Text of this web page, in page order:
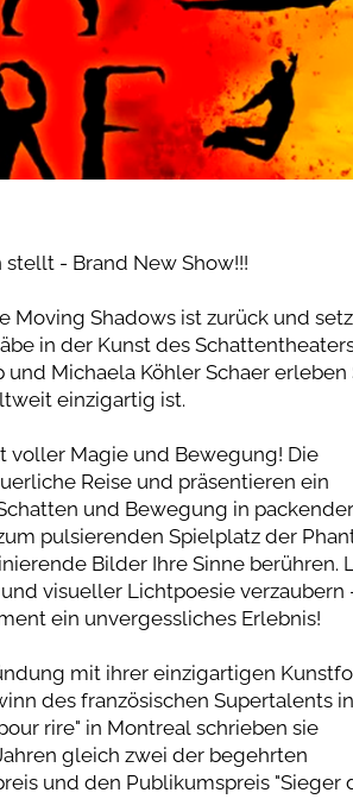
- Brand New Show!!!
Shadows ist zurück und
in der Kunst des
Michaela Köhler Schaer erleben
einzigartig ist.
voller Magie und Bewegung! Die
Reise und präsentieren ein
und Bewegung in packender
pulsierenden Spielplatz der
Bilder Ihre Sinne berühren.
visueller Lichtpoesie verzaubern
ein unvergessliches Erlebnis!
mit ihrer einzigartigen
des französischen Supertalents
rire" in Montreal schrieben sie
gleich zwei der begehrten
und den Publikumspreis "Sieger